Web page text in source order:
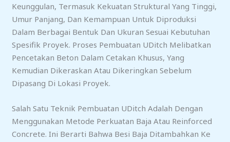
Keunggulan, Termasuk Kekuatan Struktural Yang Tinggi,
Umur Panjang, Dan Kemampuan Untuk Diproduksi
Dalam Berbagai Bentuk Dan Ukuran Sesuai Kebutuhan
Spesifik Proyek. Proses Pembuatan UDitch Melibatkan
Pencetakan Beton Dalam Cetakan Khusus, Yang
Kemudian Dikeraskan Atau Dikeringkan Sebelum
Dipasang Di Lokasi Proyek.
Salah Satu Teknik Pembuatan UDitch Adalah Dengan
Menggunakan Metode Perkuatan Baja Atau Reinforced
Concrete. Ini Berarti Bahwa Besi Baja Ditambahkan Ke